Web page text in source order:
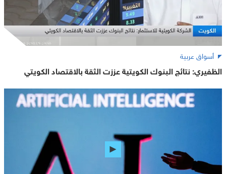
أسواق عربية
الظفيري: نتائج البنوك الكويتية عززت الثقة بالاقتصاد الكويتي